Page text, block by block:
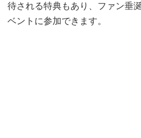
待される特典もあり、ファン垂
ベントに参加できます。